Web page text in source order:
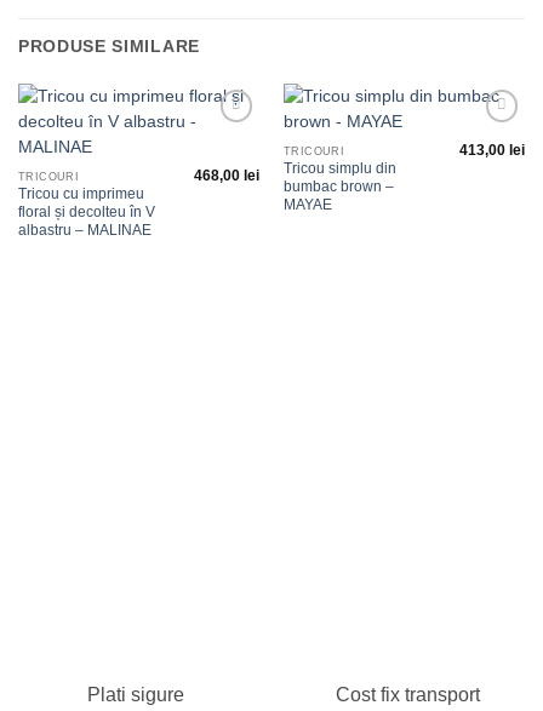
PRODUSE SIMILARE
TRICOURI
Tricou cu imprimeu
floral și decolteu în V
albastru – MALINAE
468,00 lei
la
TRICOURI
Tricou simplu din
bumbac brown –
MAYAE
413,00 lei
Plati sigure Cost fix transport